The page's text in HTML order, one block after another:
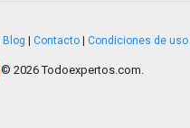
Blog | Contacto | Condiciones de uso
© 2026 Todoexpertos.com.